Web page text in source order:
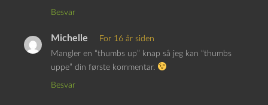
Besvar
Michelle
For 16 år siden
Mangler en “thumbs up” knap så jeg kan “thumbs
uppe” din første kommentar.
Besvar